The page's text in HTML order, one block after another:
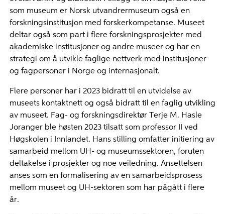
som museum er Norsk utvandrermuseum også en
forskningsinstitusjon med forskerkompetanse. Museet
deltar også som part i flere forskningsprosjekter med
akademiske institusjoner og andre museer og har en
strategi om å utvikle faglige nettverk med institusjoner
og fagpersoner i Norge og internasjonalt.
Flere personer har i 2023 bidratt til en utvidelse av
museets kontaktnett og også bidratt til en faglig utvikling
av museet. Fag- og forskningsdirektør Terje M. Hasle
Joranger ble høsten 2023 tilsatt som professor II ved
Høgskolen i Innlandet. Hans stilling omfatter initiering av
samarbeid mellom UH- og museumssektoren, foruten
deltakelse i prosjekter og noe veiledning. Ansettelsen
anses som en formalisering av en samarbeidsprosess
mellom museet og UH-sektoren som har pågått i flere
år.